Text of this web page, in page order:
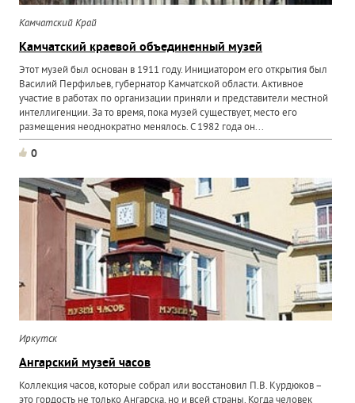
Камчатский Край
Камчатский краевой объединенный музей
Этот музей был основан в 1911 году. Инициатором его открытия был
Василий Перфильев, губернатор Камчатской области. Активное
участие в работах по организации приняли и представители местной
интеллигенции. За то время, пока музей существует, место его
размещения неоднократно менялось. С 1982 года он...
0
Иркутск
Ангарский музей часов
Коллекция часов, которые собрал или восстановил П.В. Курдюков –